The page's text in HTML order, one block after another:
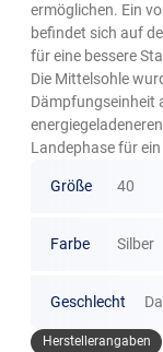
ermöglichen. Ein
befindet sich auf
für eine bessere
Die Mittelsohle
Dämpfungseinheit
Landephase für
Größe 40
Farbe Silber
Geschlecht
Herstellerangaben